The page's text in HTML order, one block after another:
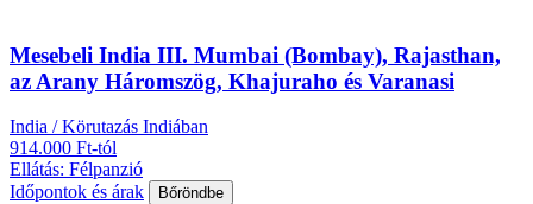
Mesebeli India III. Mumbai (Bombay), Rajasthan,
az Arany Háromszög, Khajuraho és Varanasi
India / Körutazás Indiában
914.000 Ft-tól
Ellátás: Félpanzió
Időpontok és árak
Bőröndbe